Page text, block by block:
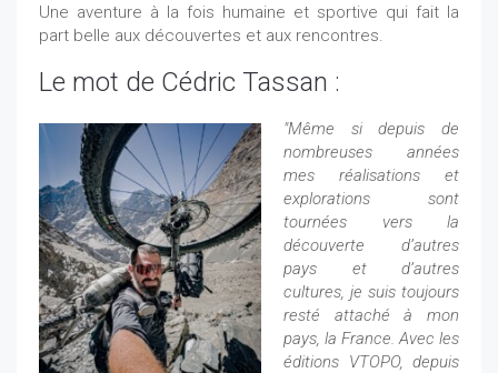
Une aventure à la fois humaine et sportive qui fait la
part belle aux découvertes et aux rencontres.
Le mot de Cédric Tassan :
"Même si depuis de
nombreuses années
mes réalisations et
explorations sont
tournées vers la
découverte d’autres
pays et d’autres
cultures, je suis toujours
resté attaché à mon
pays, la France. Avec les
éditions VTOPO, depuis